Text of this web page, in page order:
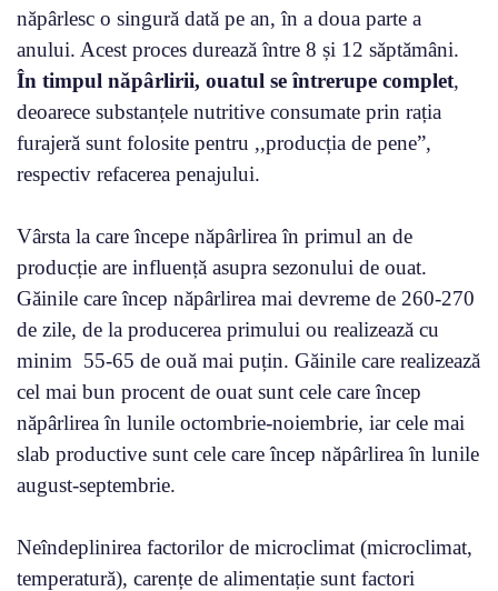
năpârlesc o singură dată pe an, în a doua parte a
anului. Acest proces durează între 8 și 12 săptămâni.
În timpul năpârlirii, ouatul se întrerupe complet,
deoarece substanțele nutritive consumate prin rația
furajeră sunt folosite pentru ,,producția de pene”,
respectiv refacerea penajului.
Vârsta la care începe năpârlirea în primul an de
producție are influență asupra sezonului de ouat.
Găinile care încep năpârlirea mai devreme de 260-270
de zile, de la producerea primului ou realizează cu
minim 55-65 de ouă mai puțin. Găinile care realizează
cel mai bun procent de ouat sunt cele care încep
năpârlirea în lunile octombrie-noiembrie, iar cele mai
slab productive sunt cele care încep năpârlirea în lunile
august-septembrie.
Neîndeplinirea factorilor de microclimat (microclimat,
temperatură), carențe de alimentație sunt factori